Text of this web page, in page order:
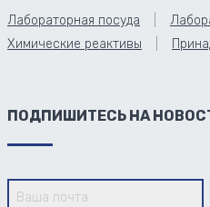
Лабораторная посуда
Химические реактивы
ПОДПИШИТЕСЬ НА